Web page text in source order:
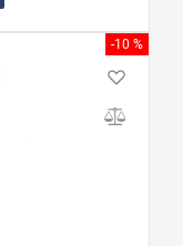
-10 %